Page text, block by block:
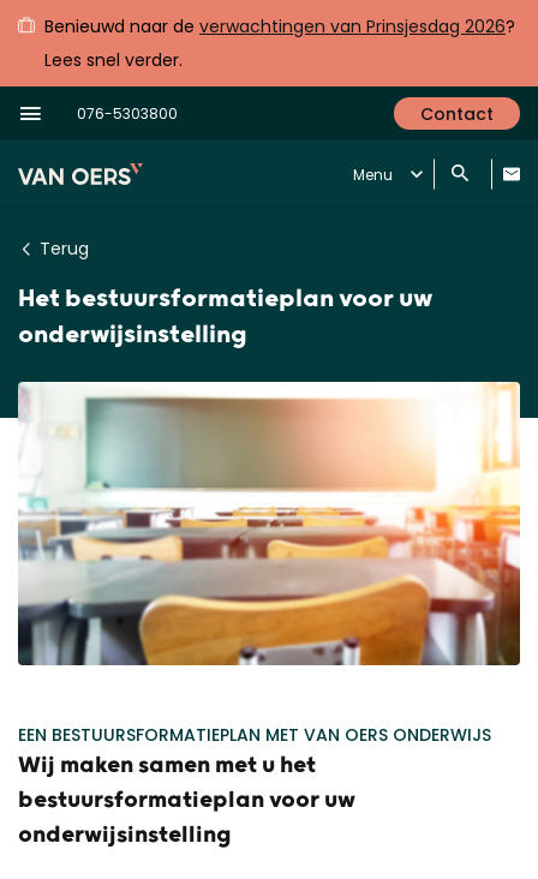
Benieuwd naar de verwachtingen van Prinsjesdag 2026?
Lees snel verder.
076-5303800 Contact
Menu
Terug
Het bestuursformatieplan voor uw
onderwijsinstelling
EEN BESTUURSFORMATIEPLAN MET VAN OERS ONDERWIJS
Wij maken samen met u het
bestuursformatieplan voor uw
onderwijsinstelling